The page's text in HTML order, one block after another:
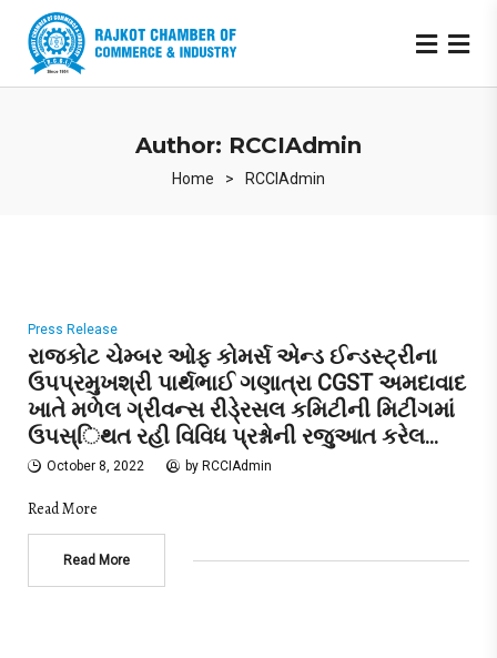
Author: RCCIAdmin
Home > RCCIAdmin
Press Release
રાજકોટ ચેમ્બર ઓફ કોમર્સ એન્ડ ઈન્ડસ્ટ્રીના
ઉપપ્રમુખશ્રી પાર્થભાઈ ગણાત્રા CGST અમદાવાદ
ખાતે મળેલ ગ્રીવન્સ રીડે્રસલ કમિટીની મિટીંગમાં
ઉપસ્િથત રહી વિવિધ પ્રશ્નોની રજુઆત કરેલ…
October 8, 2022 by RCCIAdmin
Read More
Read More